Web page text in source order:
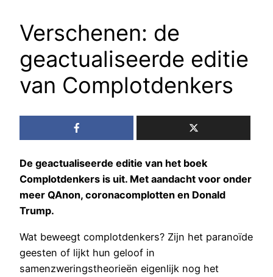
Verschenen: de
geactualiseerde editie
van Complotdenkers
De geactualiseerde editie van het boek
Complotdenkers is uit. Met aandacht voor onder
meer QAnon, coronacomplotten en Donald
Trump.
Wat beweegt complotdenkers? Zijn het paranoïde
geesten of lijkt hun geloof in
samenzweringstheorieën eigenlijk nog het